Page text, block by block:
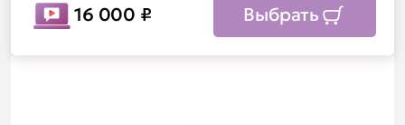
16 000 ₽ Выбрать